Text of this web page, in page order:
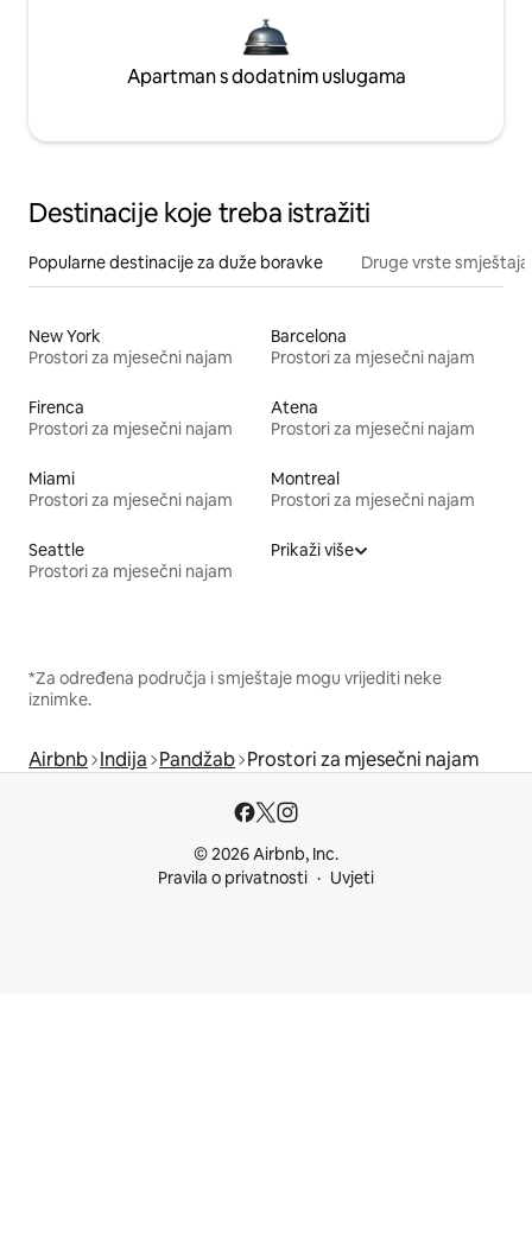
Apartman s dodatnim uslugama
Destinacije koje treba istražiti
Popularne destinacije za duže boravke Druge vrste smještaja
New York
Prostori za mjesečni najam
Barcelona
Prostori za mjesečni najam
Firenca
Prostori za mjesečni najam
Atena
Prostori za mjesečni najam
Miami
Prostori za mjesečni najam
Montreal
Prostori za mjesečni najam
Seattle
Prostori za mjesečni najam
Prikaži više
*Za određena područja i smještaje mogu vrijediti neke
iznimke.
Airbnb Indija Pandžab Prostori za mjesečni najam
© 2026 Airbnb, Inc.
Pravila o privatnosti
Uvjeti